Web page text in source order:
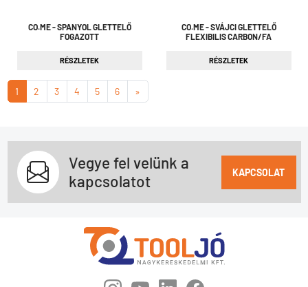
CO.ME - SPANYOL GLETTELŐ
FOGAZOTT
RÉSZLETEK
CO.ME - SVÁJCI GLETTELŐ
FLEXIBILIS CARBON/FA
RÉSZLETEK
1 2 3 4 5 6 »
Vegye fel velünk a
kapcsolatot
KAPCSOLAT